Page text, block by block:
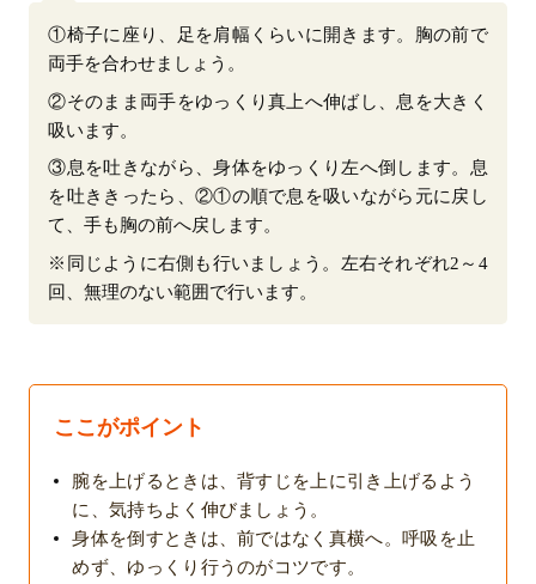
①椅子に座り、足を肩幅くらいに開きます。胸の前で
両手を合わせましょう。
②そのまま両手をゆっくり真上へ伸ばし、息を大きく
吸います。
③息を吐きながら、身体をゆっくり左へ倒します。息
を吐ききったら、②①の順で息を吸いながら元に戻し
て、手も胸の前へ戻します。
※同じように右側も行いましょう。左右それぞれ2～4
回、無理のない範囲で行います。
ここがポイント
腕を上げるときは、背すじを上に引き上げるよう
に、気持ちよく伸びましょう。
身体を倒すときは、前ではなく真横へ。呼吸を止
めず、ゆっくり行うのがコツです。